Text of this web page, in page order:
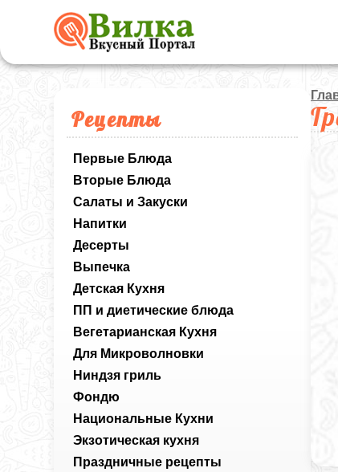
Рецепты
Первые Блюда
Вторые Блюда
Салаты и Закуски
Напитки
Десерты
Выпечка
Детская Кухня
ПП и диетические блюда
Вегетарианская Кухня
Для Микроволновки
Ниндзя гриль
Фондю
Национальные Кухни
Экзотическая кухня
Праздничные рецепты